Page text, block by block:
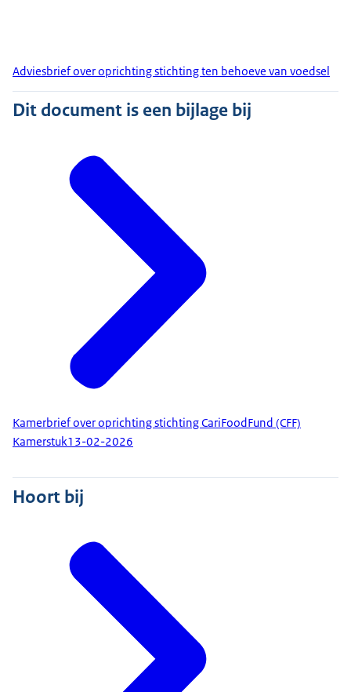
Adviesbrief over oprichting stichting ten behoeve van voedsel
Dit document is een bijlage bij
Kamerbrief over oprichting stichting CariFoodFund (CFF)
Kamerstuk13-02-2026
Hoort bij